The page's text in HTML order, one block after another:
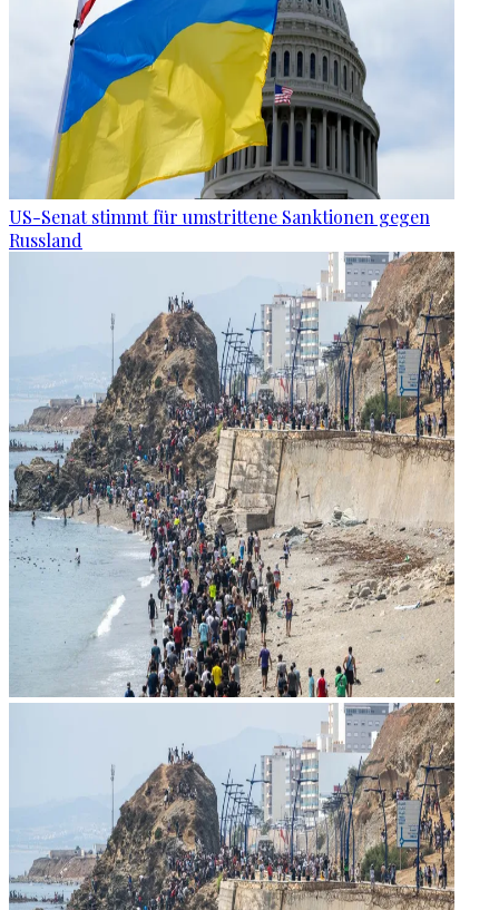
US-Senat stimmt für umstrittene Sanktionen gegen
Russland